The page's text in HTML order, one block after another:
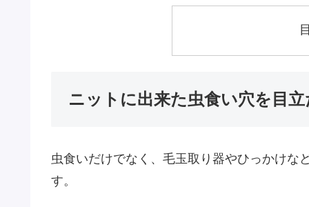
ニットに出来た虫食い穴を目
虫食いだけでなく、毛玉取り器やひっかけな
す。